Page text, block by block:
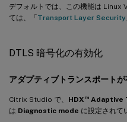
デフォルトでは、この機能は Linux
ては、「Transport Layer Security
DTLS 暗号化の有効化
アダプティブトランスポート
Citrix Studio で、 HDX ™Adaptive
は Diagnostic mode に設定されて